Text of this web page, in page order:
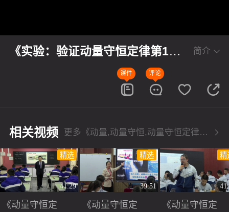
简介
《实验：验证动量守恒定律第1课
时》人教版高中物理选择性必修一
2024新课标新教材优质课竞赛展示
评论
课件
相关视频 更多《动量,动量守恒,动量守恒定律,守恒定律》相关视频
41:29
精选
《动量守恒定
39:51
精选
《动量守恒定
精
《动量守恒定